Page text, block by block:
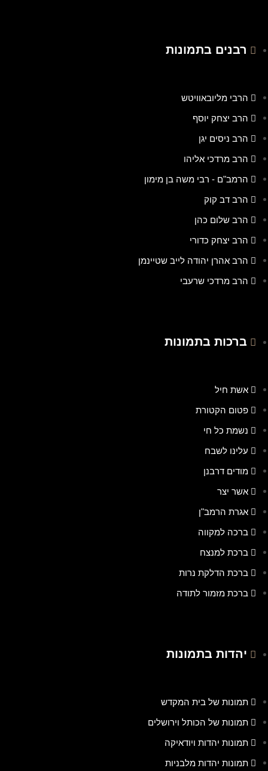
רבנים בתמונות
הרבי מליובאוויטש
הרב יצחק יוסף
הרב ניסים יגן
הרב מרדכי אליהו
הרמב"ם - רבי משה בן מימון
הרב דב קוק
הרב שלום כהן
הרב יצחק כדורי
הרב אהרן יהודה לייב שטיינמן
הרב מרדכי שרעבי
ברכות בתמונות
אשת חיל
פטום הקטורת
נשמת כל חי
עלינו לשבח
מודים דרבנן
אשר יצר
אגרת הרמב"ן
ברכה למקווה
ברכת למנצח
ברכת הדלקת נרות
ברכת מזמור לתודה
יהדות בתמונות
תמונות של בית המקדש
תמונות של הכותל וירושלים
תמונות יהדות ויודאיקה
תמונות יהדות מלבניות